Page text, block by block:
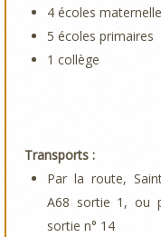
4 écoles
5 écoles primaires
1 collège
Transports :
Par la route,
A68 sortie 1, ou
sortie n° 14